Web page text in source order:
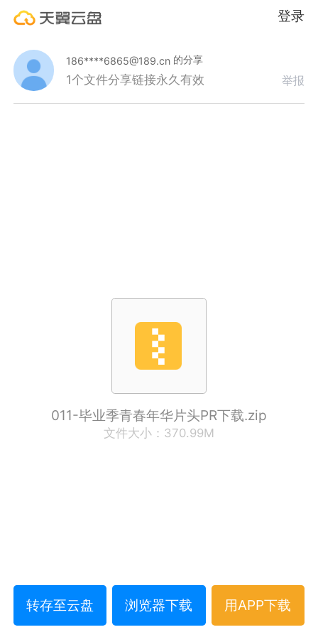
登录
186****6865@189.cn 的分享
1个文件分享链接永久有效 举报
011-毕业季青春年华片头PR下载.zip
文件大小：370.99M
转存至云盘 浏览器下载 用APP下载